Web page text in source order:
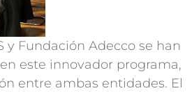
y Fundación Adecco se han
este innovador programa,
entre ambas entidades. El